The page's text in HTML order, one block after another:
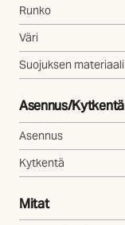
Runko
Väri
Suojuksen materiaali
Asennus/Kytkentä
Asennus
Kytkentä
Mitat